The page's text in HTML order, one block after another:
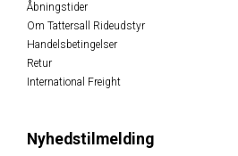
Åbningstider
Om Tattersall Rideudstyr
Handelsbetingelser
Retur
International Freight
Nyhedstilmelding